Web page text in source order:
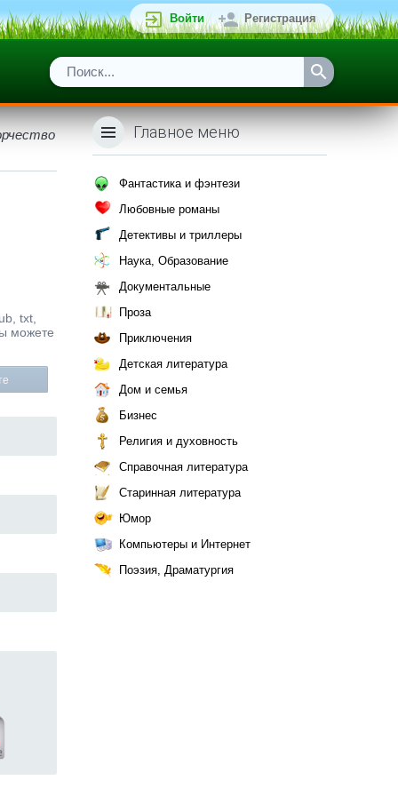
Войти Регистрация
txt,
можете
Главное меню
Фантастика и фэнтези
Любовные романы
Детективы и триллеры
Наука, Образование
Документальные
Проза
Приключения
Детская литература
Дом и семья
Бизнес
Религия и духовность
Справочная литература
Старинная литература
Юмор
Компьютеры и Интернет
Поэзия, Драматургия